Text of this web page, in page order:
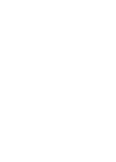
4,85 od 5, recenzija: 53